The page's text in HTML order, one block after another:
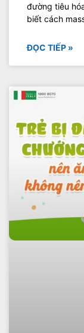
đường tiêu
biết cách
ĐỌC TIẾP »